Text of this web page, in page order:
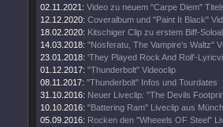
02.11.2021: Video zu neuem "Carpe Diem"
12.12.2020: Coveralbum und "Paint It Black"
18.02.2020: Kitschiger Clip zu erstem Biff-
14.03.2018: "Nosferatu, The Vampire's Waltz"
23.01.2018: 'They Played Rock And Roll'-
01.12.2017: "Thunderbolt" Videoclip
08.11.2017: "Thunderbolt" Infos und Tourdates
31.10.2016: Neuer Liveclip: "The Devils
10.10.2016: "Battering Ram" Liveclip aus
05.09.2016: Rocken den "Wheeels OF Steel"